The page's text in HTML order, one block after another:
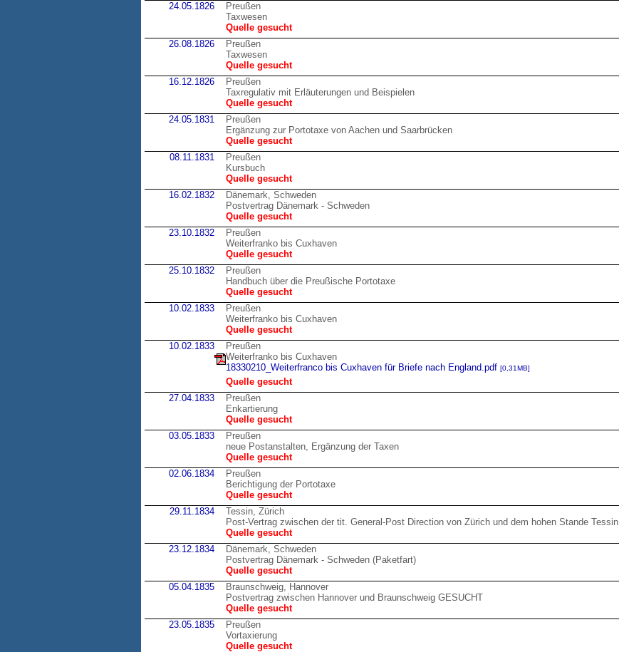
24.05.1826
Preußen
Taxwesen
Quelle gesucht
26.08.1826
Preußen
Taxwesen
Quelle gesucht
16.12.1826
Preußen
Taxregulativ mit Erläuterungen und Beispielen
Quelle gesucht
24.05.1831
Preußen
Ergänzung zur Portotaxe von Aachen und Saarbrücken
Quelle gesucht
08.11.1831
Preußen
Kursbuch
Quelle gesucht
16.02.1832
Dänemark, Schweden
Postvertrag Dänemark - Schweden
Quelle gesucht
23.10.1832
Preußen
Weiterfranko bis Cuxhaven
Quelle gesucht
25.10.1832
Preußen
Handbuch über die Preußische Portotaxe
Quelle gesucht
10.02.1833
Preußen
Weiterfranko bis Cuxhaven
Quelle gesucht
10.02.1833
Preußen
Weiterfranko bis Cuxhaven
18330210_Weiterfranco bis Cuxhaven für Briefe nach England.pdf [0,31MB]
Quelle gesucht
27.04.1833
Preußen
Enkartierung
Quelle gesucht
03.05.1833
Preußen
neue Postanstalten, Ergänzung der Taxen
Quelle gesucht
02.06.1834
Preußen
Berichtigung der Portotaxe
Quelle gesucht
29.11.1834
Tessin, Zürich
Post-Vertrag zwischen der tit. General-Post Direction von Zürich und dem hohen Stande Tessin
Quelle gesucht
23.12.1834
Dänemark, Schweden
Postvertrag Dänemark - Schweden (Paketfart)
Quelle gesucht
05.04.1835
Braunschweig, Hannover
Postvertrag zwischen Hannover und Braunschweig GESUCHT
Quelle gesucht
23.05.1835
Preußen
Vortaxierung
Quelle gesucht